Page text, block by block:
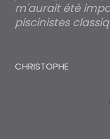
m'aurait été
piscinistes
CHRISTOPHE